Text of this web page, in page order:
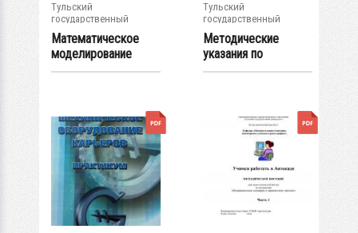
Тульский
государственный
университет
Математическое
моделирование
производственных...
Тульский
государственный
университет
Методические
указания по
самостоятельной